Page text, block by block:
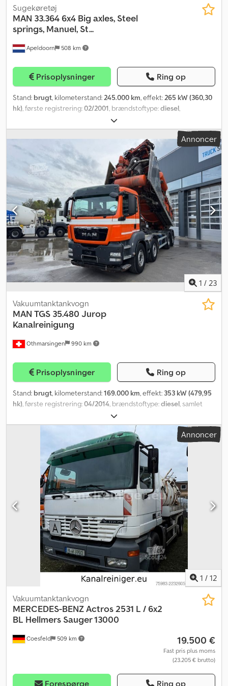
Apeldoorn 508 km
Sugekøretøj
MAN 33.364 6x4 Big axles, Steel
springs, Manuel, St...
Prisoplysninger Ring op
Stand: brugt, kilometerstand:245.000 km, effekt:265 kW (360,30
hk), første registrering:02/2001, brændstoftype:diesel,
, brændstof:
dagkabine, geartype:mekanisk, emissionsklasse:euro2,
affjedring:stål, Produktionsår:
, MAN 33.364, 2001, 6x4 med
navreduktion, Fuldstændig bladfjedret, Manuelt gear, Rustfri
ståltank Ingen pumper! = Yderligere information = Affjedring:
Bladefjedre Foraksel: Styret Bageraksel 1: Dobbeltmonteret;
Reduktion: Ydre planetaksler Bageraksel 2: Dobbeltmonteret;
Reduktion: Ydre planetaksler = Firmaoplysninger =
Bankoplysninger: Rabobank-konto: 39.33.10.655 IBAN:
NL73RABO0393310655 Cjdpfoy Dppvjx Amzjrf SWIFT-kode:
RABONL2U - Tjek altid vores bankoplysninger inden transaktion! -
Reservation af køretøjet er kun mulig med depositum. - Skrive- og
tekstfejl forbeholdes for alle udbudte køretøjer.
Annoncer
1 / 23
Othmarsingen 990 km
Vakuumtanktankvogn
MAN TGS 35.480 Jurop
Kanalreinigung
Prisoplysninger Ring op
Stand: brugt, kilometerstand:169.000 km, effekt: 353 kW (479,95
hk), første registrering:04/2014, brændstoftype:diesel, samlet
retarder
emissionsklasse:Euro 5, Udstyr:sodfilter, - Retarder - Klima -
Højrestyret - Jurop 2014 årgang med flagesystem Affjedring: blad-
luft Crodjyxzvdopfx Amzof
Annoncer
1 / 12
Coesfeld 509 km
Vakuumtanktankvogn
MERCEDES-BENZActros 2531 L / 6x2
BL Hellmers Sauger 13000
19.500 €
Fast pris plus moms
(23.205 € brutto)
Forespørge Ring op